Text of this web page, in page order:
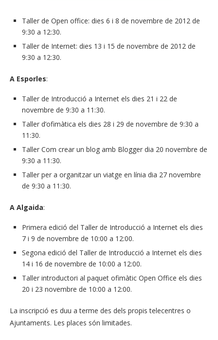
Taller de Open office: dies 6 i 8 de novembre de 2012 de
9:30 a 12:30.
Taller de Internet: dies 13 i 15 de novembre de 2012 de
9:30 a 12:30.
A Esporles:
Taller de Introducció a Internet els dies 21 i 22 de
novembre de 9:30 a 11:30.
Taller d’ofimàtica els dies 28 i 29 de novembre de 9:30 a
11:30.
Taller Com crear un blog amb Blogger dia 20 novembre de
9:30 a 11:30.
Taller per a organitzar un viatge en línia dia 27 novembre
de 9:30 a 11:30.
A Algaida:
Primera edició del Taller de Introducció a Internet els dies
7 i 9 de novembre de 10:00 a 12:00.
Segona edició del Taller de Introducció a Internet els dies
14 i 16 de novembre de 10:00 a 12:00.
Taller introductori al paquet ofimàtic Open Office els dies
20 i 23 novembre de 10:00 a 12:00.
La inscripció es duu a terme des dels propis telecentres o
Ajuntaments. Les places són limitades.